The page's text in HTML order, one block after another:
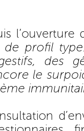
l’ouverture
de profil
des
le